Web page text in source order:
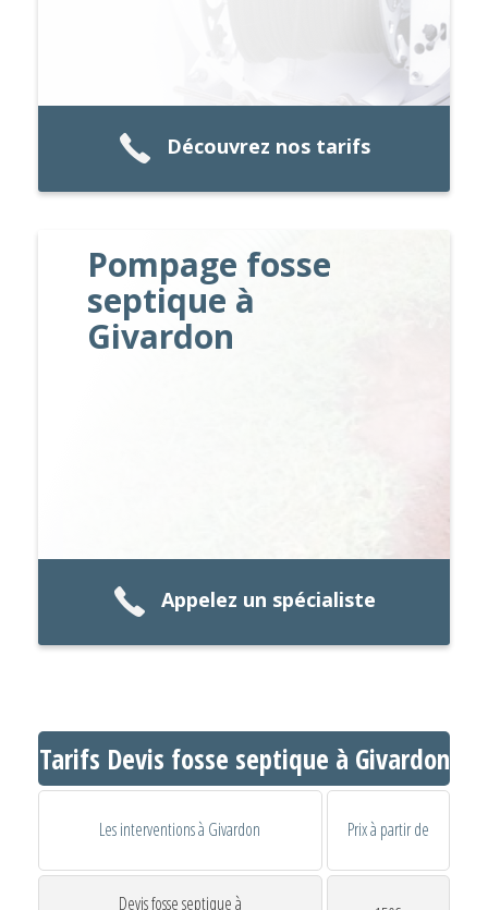
Découvrez nos tarifs
Pompage fosse
septique à
Givardon
Appelez un spécialiste
Tarifs Devis fosse septique à Givardon
Les interventions à Givardon Prix à partir de
Devis fosse septique à